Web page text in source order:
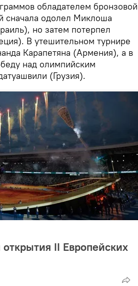
обладателем бронзовой
сначала одолел Миклоша
но затем потерпел
В утешительном турнире
Карапетяна (Армения), а в
над олимпийским
(Грузия).
II Европейских